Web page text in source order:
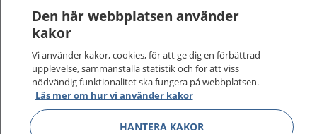
1177 på flera språk
Om 1177 Visa
Den här webbplatsen använder
kakor
Vi använder kakor, cookies, för att ge dig en förbättrad
upplevelse, sammanställa statistik och för att viss
nödvändig funktionalitet ska fungera på webbplatsen.
Läs mer om hur vi använder kakor
HANTERA KAKOR